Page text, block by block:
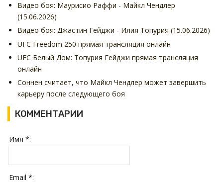
Видео боя: Маурисио Раффи - Майкл Чендлер
(15.06.2026)
Видео боя: Джастин Гейджи - Илия Топурия (15.06.2026)
UFC Freedom 250 прямая трансляция онлайн
UFC Белый Дом: Топурия Гейджи прямая трансляция
онлайн
Соннен считает, что Майкл Чендлер может завершить
карьеру после следующего боя
КОММЕНТАРИИ
Имя *:
Email *: